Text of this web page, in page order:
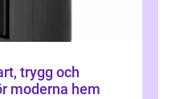
moderna hem